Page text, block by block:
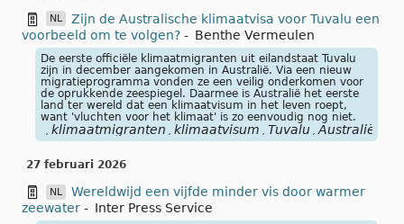
NL
Zijn de Australische klimaatvisa voor Tuvalu een
voorbeeld om te volgen? - Benthe Vermeulen
De eerste officiële klimaatmigranten uit eilandstaat Tuvalu
zijn in december aangekomen in Australië. Via een nieuw
migratieprogramma vonden ze een veilig onderkomen voor
de oprukkende zeespiegel. Daarmee is Australië het eerste
land ter wereld dat een klimaatvisum in het leven roept,
want 'vluchten voor het klimaat' is zo eenvoudig nog niet.
klimaatmigranten klimaatvisum Tuvalu Australië
27 februari 2026
NL
Wereldwijd een vijfde minder vis door warmer
zeewater - Inter Press Service